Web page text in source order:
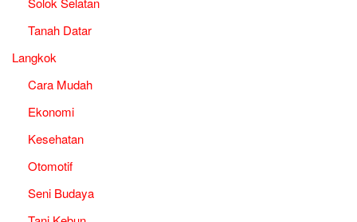
Tanah Datar
Langkok
Cara Mudah
Ekonomi
Kesehatan
Otomotif
Seni Budaya